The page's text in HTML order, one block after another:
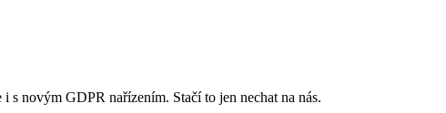
s novým GDPR nařízením. Stačí to jen nechat na nás.